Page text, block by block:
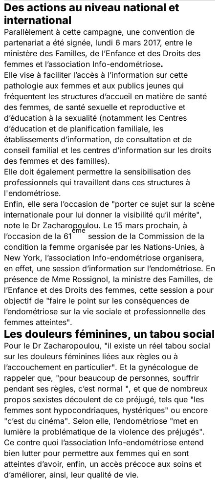
Des actions au niveau national et
international
Parallèlement à cette campagne, une convention de
partenariat a été signée, lundi 6 mars 2017, entre le
ministère des Familles, de l’Enfance et des Droits des
femmes et l’association Info-endométriose.
Elle vise à faciliter l’accès à l’information sur cette
pathologie aux femmes et aux publics jeunes qui
fréquentent les structures d’accueil en matière de santé
des femmes, de santé sexuelle et reproductive et
d’éducation à la sexualité (notamment les Centres
d’éducation et de planification familiale, les
établissements d’information, de consultation et de
conseil familial et les centres d’information sur les droits
des femmes et des familles).
Elle doit également permettre la sensibilisation des
professionnels qui travaillent dans ces structures à
l'endométriose.
Enfin, elle sera l’occasion de "porter ce sujet sur la scène
internationale pour lui donner la visibilité qu’il mérite",
note le Dr Zacharopoulou. Le 15 mars prochain, à
l’occasion de la 61
ème
session de la Commission de la
condition la femme organisée par les Nations-Unies, à
New York, l’association Info-endométriose organisera,
en effet, une session d’information sur l’endométriose. En
présence de Mme Rossignol, la ministre des Familles, de
l’Enfance et des Droits des femmes, cette session a pour
objectif de "faire le point sur les conséquences de
l’endométriose sur la vie sociale et professionnelle des
femmes atteintes".
Les douleurs féminines, un tabou social
Pour le Dr Zacharopoulou, "il existe un réel tabou social
sur les douleurs féminines liées aux règles ou à
l’accouchement en particulier". Et la gynécologue de
rappeler que, "pour beaucoup de personnes, souffrir
pendant ses règles, c’est normal ", et que de nombreux
propos sexistes découlent de ce préjugé, tels que "les
femmes sont hypocondriaques, hystériques" ou encore
"c’est du cinéma". Selon elle, l’endométriose "met en
lumière la problématique de la violence des préjugés".
Ce contre quoi l’association Info-endométriose entend
bien lutter pour permettre aux femmes qui en sont
atteintes d’avoir, enfin, un accès précoce aux soins et
d’améliorer, ainsi, leur qualité de vie.